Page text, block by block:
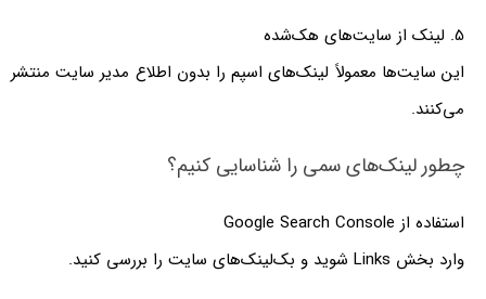
5. لینک از سایت‌های هک‌شده
این سایت‌ها معمولاً لینک‌های اسپم را بدون اطلاع مدیر سایت منتشر
می‌کنند.
چطور لینک‌های سمی را شناسایی کنیم؟
استفاده از Google Search Console
وارد بخش Links شوید و بک‌لینک‌های سایت را بررسی کنید.